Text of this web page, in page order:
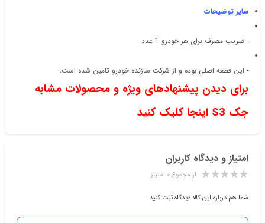
سایر توضیحات
- ضریب مصرف برای هر خودرو 1 عدد
- این قطعه اصلی بوده و از شرکت سازنده خودرو تامین شده است.
برای دیدن پیشنهادهای ویژه و محصولات مشابه
جک S3 اینجا کلیک کنید
امتیاز و دیدگاه کاربران
از مجموع ۰ امتیاز
شما هم درباره این کالا دیدگاه ثبت کنید